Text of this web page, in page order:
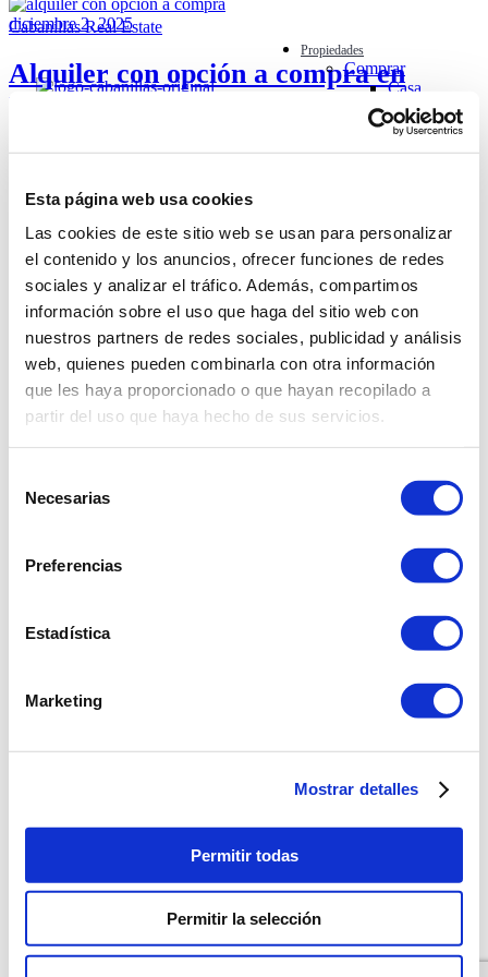
Esta página web usa cookies
Las cookies de este sitio web se usan para personalizar
el contenido y los anuncios, ofrecer funciones de redes
sociales y analizar el tráfico. Además, compartimos
información sobre el uso que haga del sitio web con
nuestros partners de redes sociales, publicidad y análisis
web, quienes pueden combinarla con otra información
que les haya proporcionado o que hayan recopilado a
partir del uso que haya hecho de sus servicios.
Necesarias
Preferencias
Estadística
Marketing
Mostrar detalles
Permitir todas
Permitir la selección
Cabanillas Real Estate
Propiedades
Comprar
Casa
Apartamento
Piso
Obra Nueva
Nosotros
Quieres Vender?
Contacto
Español
English
diciembre 2, 2025
Alquiler con opción a compra en
Estepona y la ayuda para jóvenes
El acceso a la vivienda es una de las problemáticas más comentadas
ayuda a simplificar este proceso. Sin embargo, los precios elevados
siguen siendo una ...
Posted by:Carmen Cabanillas Sánchez
Categories: Real Estate
Search
Categorias
Propiedades
Real Estate
Notas Recientes
Lo que nadie te explica sobre comprar una casa en España
siendo extranjero
Impuestos al vender una vivienda en Andalucía siendo no
Vivir en Estepona: calidad de vida en la Costa del Sol
Política de Privacidad
Agencia SEO - MD Marketing Digital